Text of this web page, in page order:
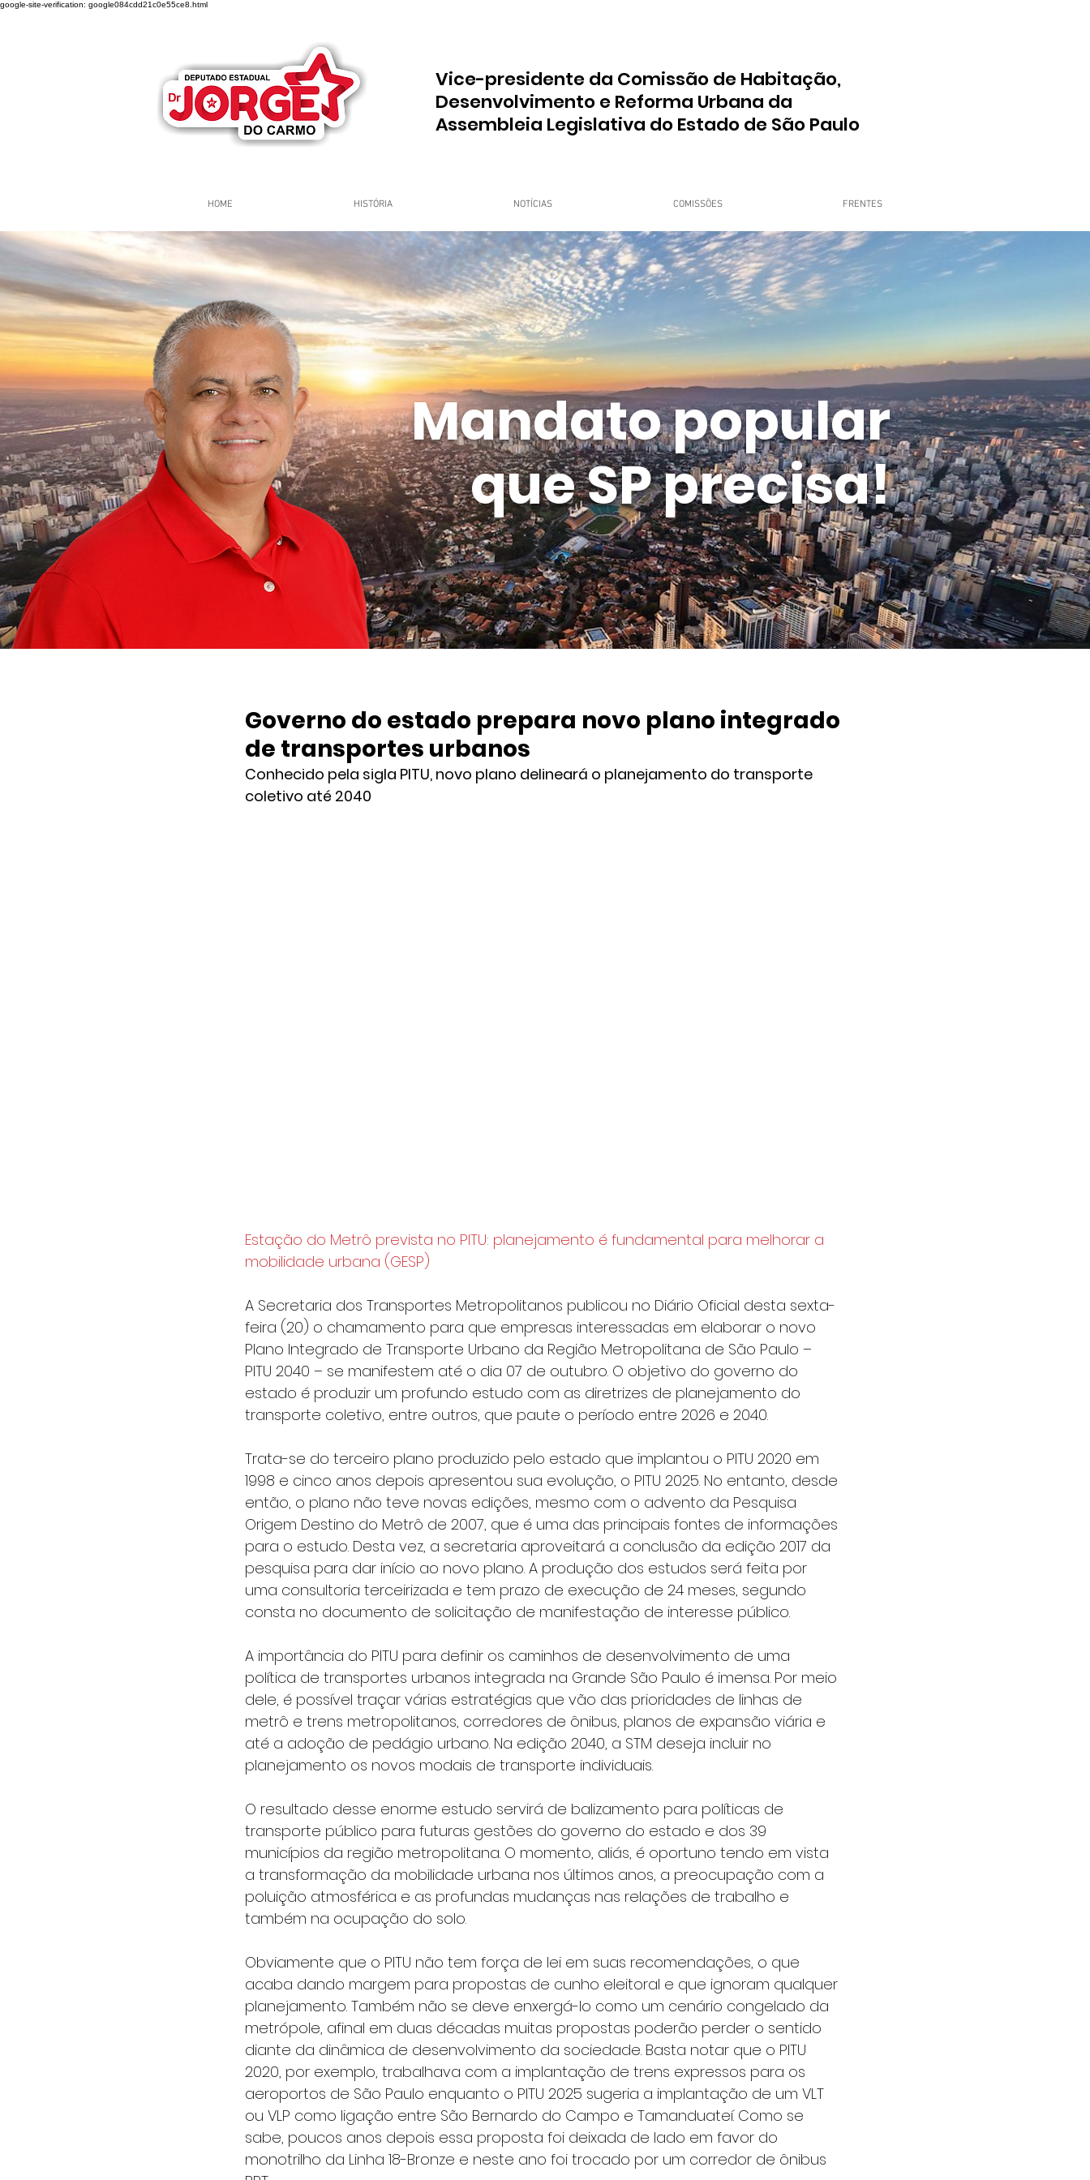
google-site-verification: google084cdd21c0e55ce8.html
Vice-presidente da Comissão de Habitação,
Desenvolvimento e Reforma Urbana da
Assembleia Legislativa do Estado de São Paulo
HOME HISTÓRIA NOTÍCIAS COMISSÕES FRENTES
Governo do estado prepara novo plano integrado
de transportes urbanos
Conhecido pela sigla PITU, novo plano delineará o planejamento do transporte
coletivo até 2040
Estação do Metrô prevista no PITU: planejamento é fundamental para melhorar a
mobilidade urbana (GESP)
A Secretaria dos Transportes Metropolitanos publicou no Diário Oficial desta sexta-
feira (20) o chamamento para que empresas interessadas em elaborar o novo
Plano Integrado de Transporte Urbano da Região Metropolitana de São Paulo –
PITU 2040 – se manifestem até o dia 07 de outubro. O objetivo do governo do
estado é produzir um profundo estudo com as diretrizes de planejamento do
transporte coletivo, entre outros, que paute o período entre 2026 e 2040.
Trata-se do terceiro plano produzido pelo estado que implantou o PITU 2020 em
1998 e cinco anos depois apresentou sua evolução, o PITU 2025. No entanto, desde
então, o plano não teve novas edições, mesmo com o advento da Pesquisa
Origem Destino do Metrô de 2007, que é uma das principais fontes de informações
para o estudo. Desta vez, a secretaria aproveitará a conclusão da edição 2017 da
pesquisa para dar início ao novo plano. A produção dos estudos será feita por
uma consultoria terceirizada e tem prazo de execução de 24 meses, segundo
consta no documento de solicitação de manifestação de interesse público.
A importância do PITU para definir os caminhos de desenvolvimento de uma
política de transportes urbanos integrada na Grande São Paulo é imensa. Por meio
dele, é possível traçar várias estratégias que vão das prioridades de linhas de
metrô e trens metropolitanos, corredores de ônibus, planos de expansão viária e
até a adoção de pedágio urbano. Na edição 2040, a STM deseja incluir no
planejamento os novos modais de transporte individuais.
O resultado desse enorme estudo servirá de balizamento para políticas de
transporte público para futuras gestões do governo do estado e dos 39
municípios da região metropolitana. O momento, aliás, é oportuno tendo em vista
a transformação da mobilidade urbana nos últimos anos, a preocupação com a
poluição atmosférica e as profundas mudanças nas relações de trabalho e
também na ocupação do solo.
Obviamente que o PITU não tem força de lei em suas recomendações, o que
acaba dando margem para propostas de cunho eleitoral e que ignoram qualquer
planejamento. Também não se deve enxergá-lo como um cenário congelado da
metrópole, afinal em duas décadas muitas propostas poderão perder o sentido
diante da dinâmica de desenvolvimento da sociedade. Basta notar que o PITU
2020, por exemplo, trabalhava com a implantação de trens expressos para os
aeroportos de São Paulo enquanto o PITU 2025 sugeria a implantação de um VLT
ou VLP como ligação entre São Bernardo do Campo e Tamanduateí. Como se
sabe, poucos anos depois essa proposta foi deixada de lado em favor do
monotrilho da Linha 18-Bronze e neste ano foi trocado por um corredor de ônibus
Mandato popular
que SP precisa!